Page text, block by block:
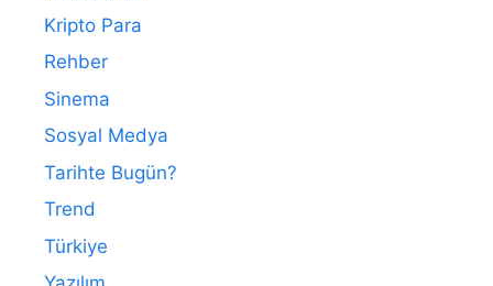
Kripto Para
Rehber
Sinema
Sosyal Medya
Tarihte Bugün?
Trend
Türkiye